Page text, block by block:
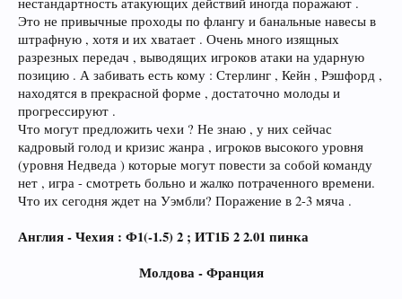
Это не привычные проходы по флангу и банальные навесы в
штрафную , хотя и их хватает . Очень много изящных
разрезных передач , выводящих игроков атаки на ударную
позицию . А забивать есть кому : Стерлинг , Кейн , Рэшфорд ,
находятся в прекрасной форме , достаточно молоды и
прогрессируют .
Что могут предложить чехи ? Не знаю , у них сейчас
кадровый голод и кризис жанра , игроков высокого уровня
(уровня Недведа ) которые могут повести за собой команду
нет , игра - смотреть больно и жалко потраченного времени.
Что их сегодня ждет на Уэмбли? Поражение в 2-3 мяча .
Англия - Чехия : Ф1(-1.5) 2 ; ИТ1Б 2 2.01 пинка
Молдова - Франция